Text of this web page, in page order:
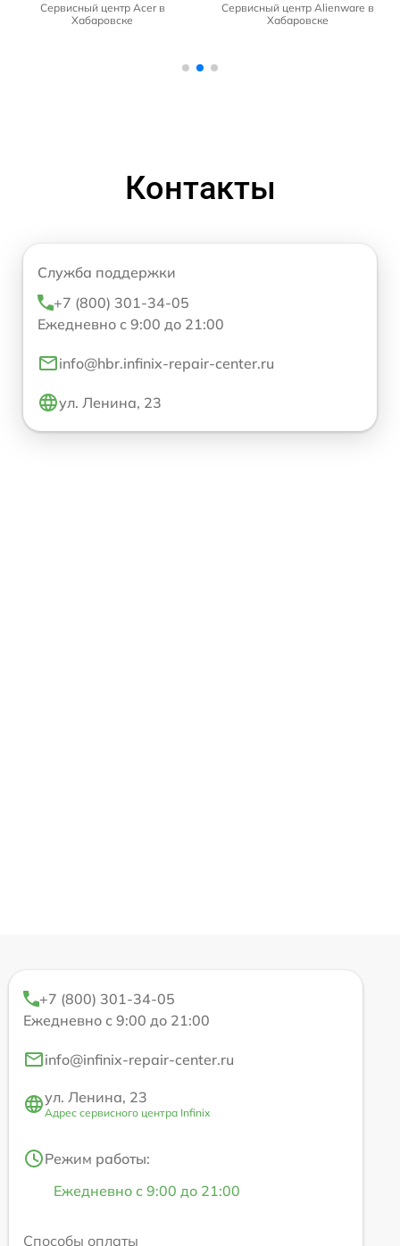
Сервисный центр Acer в
Хабаровске
Сервисный центр Alienware в
Хабаровске
Контакты
Служба поддержки
+7 (800) 301-34-05
Ежедневно с 9:00 до 21:00
info@hbr.infinix-repair-center.ru
ул. Ленина, 23
+7 (800) 301-34-05
Ежедневно с 9:00 до 21:00
info@infinix-repair-center.ru
ул. Ленина, 23
Адрес сервисного центра Infinix
Режим работы:
Ежедневно с 9:00 до 21:00
Способы оплаты